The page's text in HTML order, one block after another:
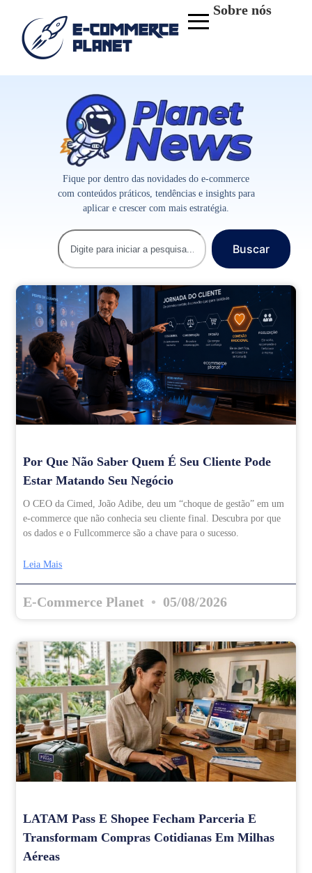
Sobre nós
Fique por dentro das novidades do e-commerce
com conteúdos práticos, tendências e insights para
aplicar e crescer com mais estratégia.
Buscar
Por Que Não Saber Quem É Seu Cliente Pode
Estar Matando Seu Negócio
O CEO da Cimed, João Adibe, deu um “choque de gestão” em um
e-commerce que não conhecia seu cliente final. Descubra por que
os dados e o Fullcommerce são a chave para o sucesso.
Leia Mais
E-Commerce Planet 05/08/2026
LATAM Pass E Shopee Fecham Parceria E
Transformam Compras Cotidianas Em Milhas
Aéreas